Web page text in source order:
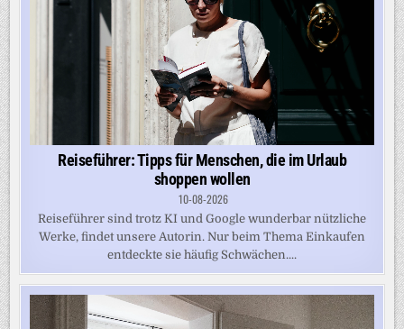
Reiseführer: Tipps für Menschen, die im Urlaub
shoppen wollen
10-08-2026
Reiseführer sind trotz KI und Google wunderbar nützliche
Werke, findet unsere Autorin. Nur beim Thema Einkaufen
entdeckte sie häufig Schwächen....